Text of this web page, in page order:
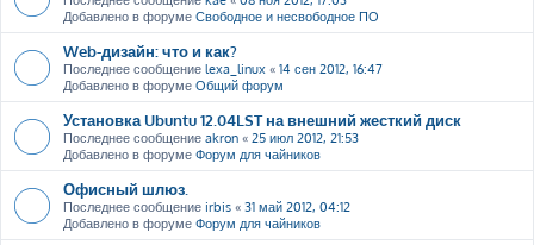
Добавлено в форуме Свободное и несвободное ПО
Web-дизайн: что и как?
Последнее сообщение lexa_linux « 14 сен 2012, 16:47
Добавлено в форуме Общий форум
Установка Ubuntu 12.04LST на внешний жесткий диск
Последнее сообщение akron « 25 июл 2012, 21:53
Добавлено в форуме Форум для чайников
Офисный шлюз.
Последнее сообщение irbis « 31 май 2012, 04:12
Добавлено в форуме Форум для чайников